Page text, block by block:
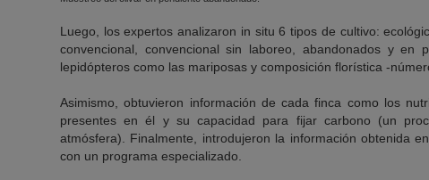
Luego, los expertos analizaron in situ 6 tipos de cultivo:
convencional, convencional sin laboreo, abandonados y en
lepidópteros como las mariposas y composición florística -
Asimismo, obtuvieron información de cada finca como los
presentes en él y su capacidad para fijar carbono (un
atmósfera). Finalmente, introdujeron la información obtenida
con un programa especializado.